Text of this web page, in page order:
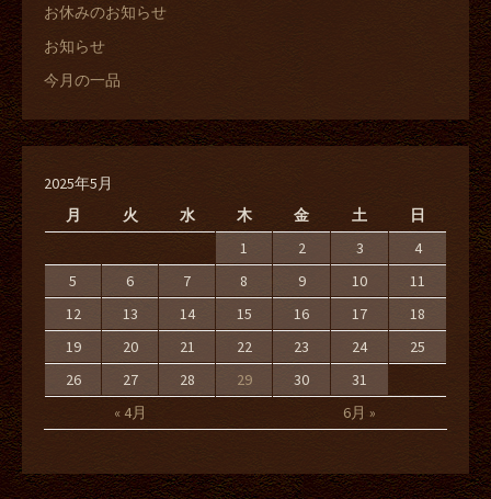
お休みのお知らせ
お知らせ
今月の一品
2025年5月
月
火 水 木 金 土 日
« 4月 6月 »
1 2 3
4
5
6 7 8 9 10
11
12
13 14 15 16 17
18
19
20 21 22 23 24
25
26
27 28 29 30 31